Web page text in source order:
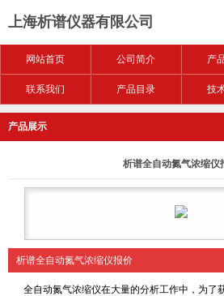
上海析谱仪器有限公司
网站首页 公司简介 产
联系我们 产品目录 技
产品展示
析谱全自动氮气浓缩仪
析谱全自动氮气浓缩仪报价
全自动氮气浓缩仪在大量的分析工作中，为了